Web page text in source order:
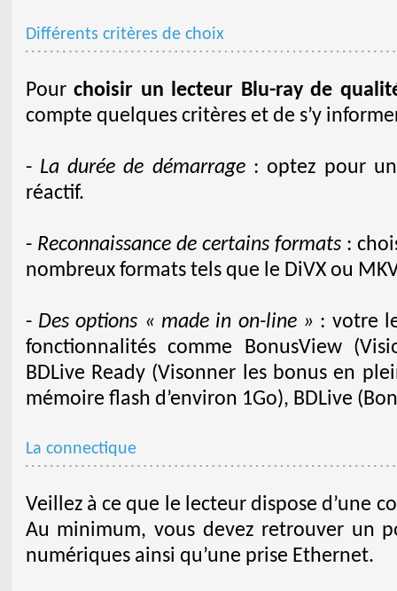
Différents critères de choix
Pourchoisir un lecteur Blu-ray de
compte quelques critères et de s’y
- La durée de démarrage: optez pour un
réactif.
- Reconnaissance de certains formats:
nombreux formats tels que le DiVX ou
- Des options « made in on-line » : votre
fonctionnalités comme BonusView
BDLive Ready (Visonner les bonus en
mémoire flash d’environ 1Go), BDLive
La connectique
Veillez à ce que le lecteur dispose d’une
Au minimum, vous devez retrouver un
numériques ainsi qu’une prise Ethernet.